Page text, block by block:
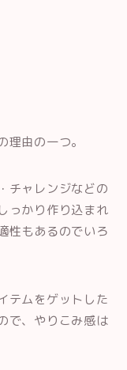
由の一つ。
チャレンジなどの
っかり作り込まれ
性もあるのでいろ
テムをゲットした
で、やりこみ感は